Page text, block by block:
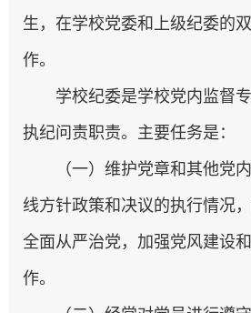
生，在学校党委和上级纪委的
作。
学校纪委是学校党内监督
执纪问责职责。主要任务是：
（一）维护党章和其他党
线方针政策和决议的执行情况
全面从严治党，加强党风建设
作。